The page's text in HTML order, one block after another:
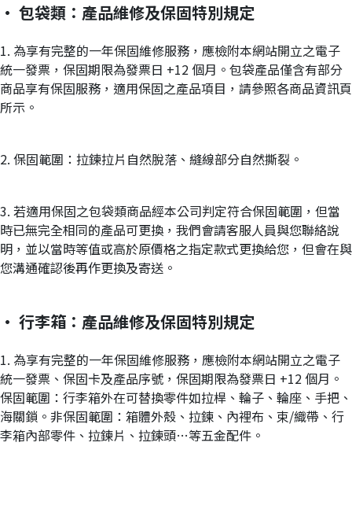
· 包袋類：產品維修及保固特別規定
1. 為享有完整的一年保固維修服務，應檢附本網站開立之電子
統一發票，保固期限為發票日 +12 個月。包袋產品僅含有部分
商品享有保固服務，適用保固之產品項目，請參照各商品資訊頁
所示。
2. 保固範圍：拉鍊拉片自然脫落、縫線部分自然撕裂。
3. 若適用保固之包袋類商品經本公司判定符合保固範圍，但當
時已無完全相同的產品可更換，我們會請客服人員與您聯絡說
明，並以當時等值或高於原價格之指定款式更換給您，但會在與
您溝通確認後再作更換及寄送。
· 行李箱：產品維修及保固特別規定
1. 為享有完整的一年保固維修服務，應檢附本網站開立之電子
統一發票、保固卡及產品序號，保固期限為發票日 +12 個月。
保固範圍：行李箱外在可替換零件如拉桿、輪子、輪座、手把、
海關鎖。非保固範圍：箱體外殼、拉鍊、內裡布、束/織帶、行
李箱內部零件、拉鍊片、拉鍊頭…等五金配件。